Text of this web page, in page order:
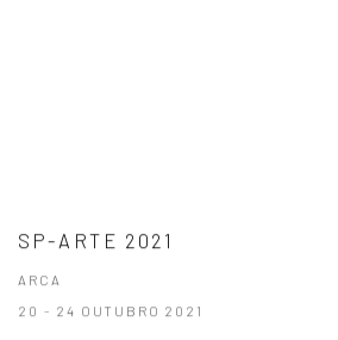
SP-ARTE 2021
ARCA
20 - 24 OUTUBRO 2021